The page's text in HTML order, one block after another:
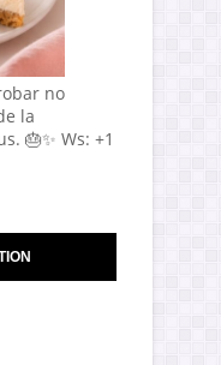
no
la
🎂✨ Ws: +1